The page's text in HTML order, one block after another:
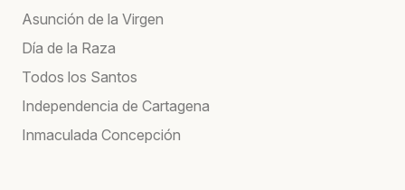
Asunción de la Virgen
Día de la Raza
Todos los Santos
Independencia de Cartagena
Inmaculada Concepción